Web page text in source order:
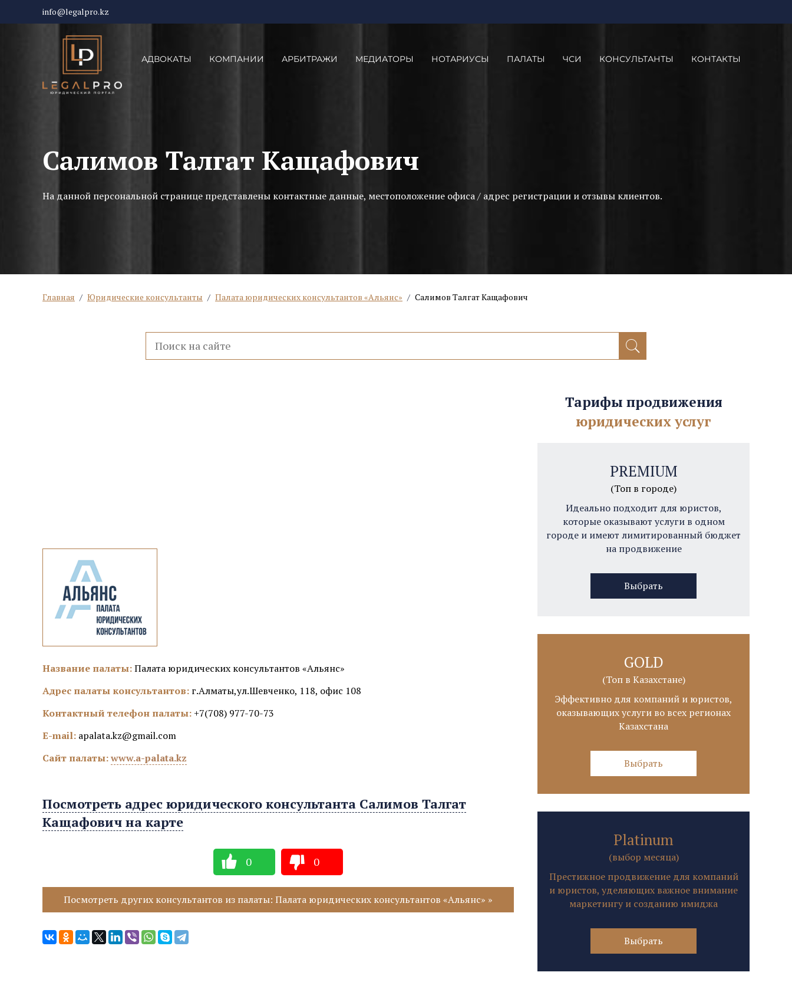
info@legalpro.kz
АДВОКАТЫ КОМПАНИИ АРБИТРАЖИ МЕДИАТОРЫ НОТАРИУСЫ ПАЛАТЫ ЧСИ КОНСУЛЬТАНТЫ КОНТАКТЫ
Салимов Талгат Кащафович
На данной персональной странице представлены контактные данные, местоположение офиса / адрес регистрации и отзывы клиентов.
Главная / Юридические консультанты / Палата юридических консультантов «Альянс» / Салимов Талгат Кащафович
Название палаты:Палата юридических консультантов «Альянс»
Адрес палаты консультантов: г.Алматы,ул.Шевченко, 118, офис 108
Контактный телефон палаты: +7(708) 977-70-73
E-mail: apalata.kz@gmail.com
Сайт палаты:www.a-palata.kz
Посмотреть адрес юридического консультанта Салимов Талгат
Кащафович на карте
0 0
Посмотреть других консультантов из палаты: Палата юридических консультантов «Альянс» »
Тарифы продвижения
юридических услуг
PREMIUM
(Топ в городе)
Идеально подходит для юристов,
которые оказывают услуги в одном
городе и имеют лимитированный бюджет
на продвижение
Выбрать
GOLD
(Топ в Казахстане)
Эффективно для компаний и юристов,
оказывающих услуги во всех регионах
Казахстана
Выбрать
Platinum
(выбор месяца)
Престижное продвижение для компаний
и юристов, уделяющих важное внимание
маркетингу и созданию имиджа
Выбрать